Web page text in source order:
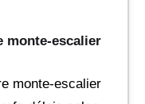
monte-escalier
monte-escalier